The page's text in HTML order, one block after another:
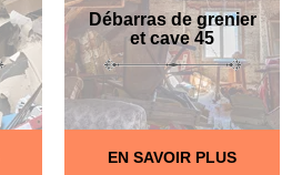
Débarras de grenier
et cave 45
EN SAVOIR PLUS